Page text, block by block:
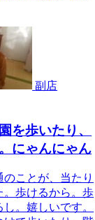
副店
を歩いたり、
にゃんにゃん
ことが、当たり
。歩けるから。歩
。嬉しいです。